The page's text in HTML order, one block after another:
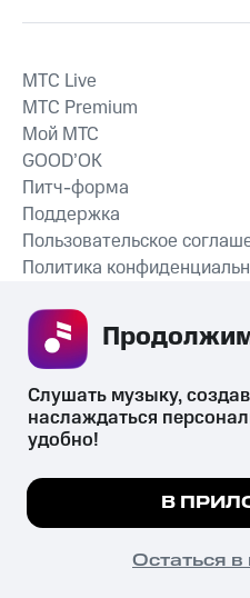
СКАЧАТЬ
MTС Live
MTС Premium
Мой МТС
GOOD’OK
Питч-форма
Поддержка
Пользовательское
Политика
психотропных веществ, их
их незаконный оборот
законодательством
© 2026 ООО «КИОН».
Все права защищены
Мы используем куки,
Подробнее
Слушать музыку,
наслаждаться
удобно!
В
Остаться